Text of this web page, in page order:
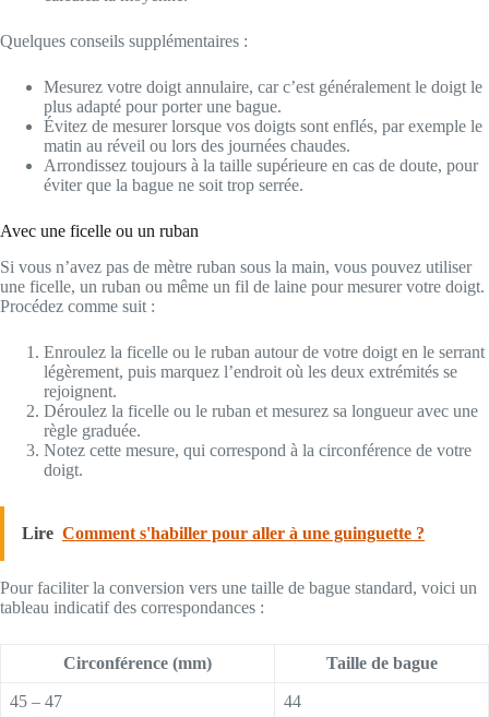
Quelques conseils supplémentaires :
Mesurez votre doigt annulaire, car c’est généralement le doigt le
plus adapté pour porter une bague.
Évitez de mesurer lorsque vos doigts sont enflés, par exemple le
matin au réveil ou lors des journées chaudes.
Arrondissez toujours à la taille supérieure en cas de doute, pour
éviter que la bague ne soit trop serrée.
Avec une ficelle ou un ruban
Si vous n’avez pas de mètre ruban sous la main, vous pouvez utiliser
une ficelle, un ruban ou même un fil de laine pour mesurer votre doigt.
Procédez comme suit :
Enroulez la ficelle ou le ruban autour de votre doigt en le serrant
légèrement, puis marquez l’endroit où les deux extrémités se
rejoignent.
Déroulez la ficelle ou le ruban et mesurez sa longueur avec une
règle graduée.
Notez cette mesure, qui correspond à la circonférence de votre
doigt.
Lire Comment s'habiller pour aller à une guinguette ?
Pour faciliter la conversion vers une taille de bague standard, voici un
tableau indicatif des correspondances :
Circonférence (mm) Taille de bague
45 – 47 44